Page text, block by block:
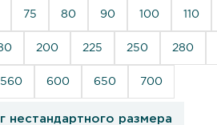
75 80 90 100 110
200 225 250 280
560 600 650 700
нестандартного размера